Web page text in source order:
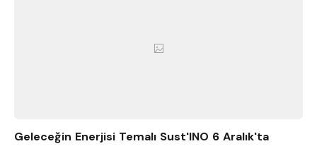
Geleceğin Enerjisi Temalı Sust'INO 6 Aralık'ta